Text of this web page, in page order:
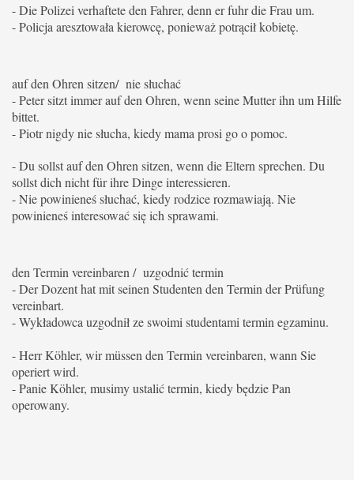
- Die Polizei verhaftete den Fahrer, denn er fuhr die Frau um.
- Policja aresztowała kierowcę, ponieważ potrącił kobietę.
auf den Ohren sitzen/ nie słuchać
- Peter sitzt immer auf den Ohren, wenn seine Mutter ihn um Hilfe
bittet.
- Piotr nigdy nie słucha, kiedy mama prosi go o pomoc.
- Du sollst auf den Ohren sitzen, wenn die Eltern sprechen. Du
sollst dich nicht für ihre Dinge interessieren.
- Nie powinieneś słuchać, kiedy rodzice rozmawiają. Nie
powinieneś interesować się ich sprawami.
den Termin vereinbaren / uzgodnić termin
- Der Dozent hat mit seinen Studenten den Termin der Prüfung
vereinbart.
- Wykładowca uzgodnił ze swoimi studentami termin egzaminu.
- Herr Köhler, wir müssen den Termin vereinbaren, wann Sie
operiert wird.
- Panie Köhler, musimy ustalić termin, kiedy będzie Pan
operowany.